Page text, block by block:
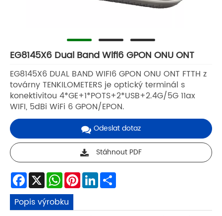
EG8145X6 Dual Band Wifi6 GPON ONU ONT
EG8145X6 DUAL BAND WIFI6 GPON ONU ONT FTTH z
továrny TENKILOMETERS je optický terminál s
konektivitou 4*GE+1*POTS+2*USB+2.4G/5G 11ax
WIFI, 5dBi WiFi 6 GPON/EPON.
Odeslat dotaz
Stáhnout PDF
Facebook
X WhatsApp
Pinterest
LinkedIn
Popis výrobku